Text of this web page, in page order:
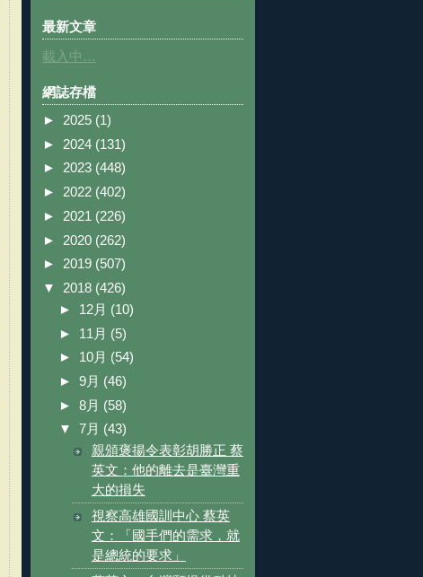
最新文章
載入中…
網誌存檔
► 2025 (1)
► 2024 (131)
► 2023 (448)
► 2022 (402)
► 2021 (226)
► 2020 (262)
► 2019 (507)
▼ 2018 (426)
► 12月 (10)
► 11月 (5)
► 10月 (54)
► 9月 (46)
► 8月 (58)
▼ 7月 (43)
親頒褒揚令表彰胡勝正 蔡
英文：他的離去是臺灣重
大的損失
視察高雄國訓中心 蔡英
文：「國手們的需求，就
是總統的要求」